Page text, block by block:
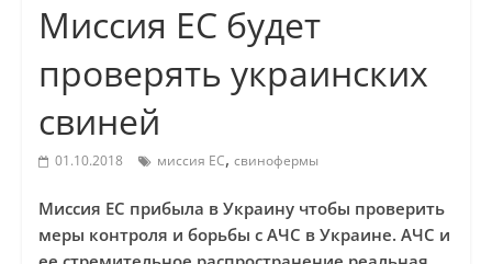
Миссия ЕС будет
проверять украинских
свиней
01.10.2018 миссия ЕС, свинофермы
Миссия ЕС прибыла в Украину чтобы проверить
меры контроля и борьбы с АЧС в Украине. АЧС и